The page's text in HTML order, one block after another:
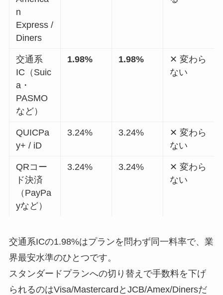
n
Express /
Diners
交通系
IC（Suic
a・
PASMO
など）
1.98% 1.98%
✕ 変わら
ない
QUICPa
y+ / iD
3.24% 3.24%
✕ 変わら
ない
QRコー
ド決済
（PayPa
yなど）
3.24% 3.24%
✕ 変わら
ない
交通系ICの1.98%はプランを問わず同一料率で、業
界最安水準のひとつです。
スタンダードプランへの切り替えで手数料を下げ
られるのはVisa/MastercardとJCB/Amex/Dinersだ